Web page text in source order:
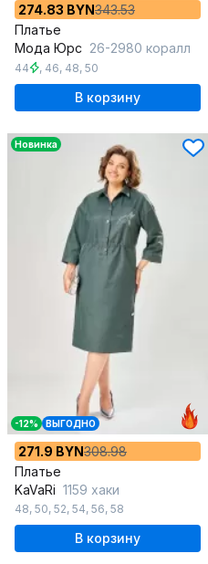
274.83 BYN343.53
Платье
Мода Юрс 26-2980 коралл
44 , 46, 48, 50
В корзину
Новинка
-12% ВЫГОДНО
271.9 BYN308.98
Платье
KaVaRi 1159 хаки
48, 50, 52, 54, 56, 58
В корзину